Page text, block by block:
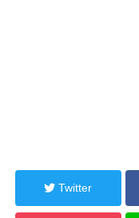
Twitter